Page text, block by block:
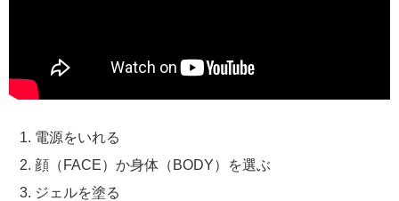
電源をいれる
顔（FACE）か身体（BODY）を選ぶ
ジェルを塗る